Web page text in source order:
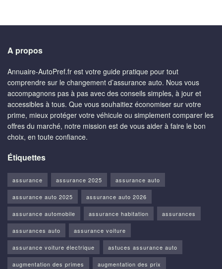
A propos
Annuaire-AutoPref.fr est votre guide pratique pour tout
comprendre sur le changement d’assurance auto. Nous vous
accompagnons pas à pas avec des conseils simples, à jour et
accessibles à tous. Que vous souhaitiez économiser sur votre
prime, mieux protéger votre véhicule ou simplement comparer les
offres du marché, notre mission est de vous aider à faire le bon
choix, en toute confiance.
Étiquettes
assurance assurance 2025 assurance auto
assurance auto 2025 assurance auto 2026
assurance automobile assurance habitation assurances
assurances auto assurance voiture
assurance voiture électrique astuces assurance auto
augmentation des primes augmentation des prix